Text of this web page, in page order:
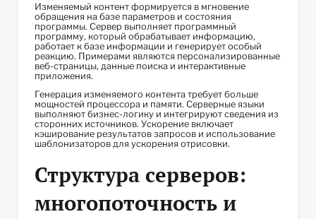
Изменяемый контент формируется в мгновение
обращения на базе параметров и состояния
программы. Сервер выполняет программный
программу, который обрабатывает информацию,
работает к базе информации и генерирует особый
реакцию. Примерами являются персонализированные
веб-страницы, данные поиска и интерактивные
приложения.
Генерация изменяемого контента требует больше
мощностей процессора и памяти. Серверные языки
выполняют бизнес-логику и интегрируют сведения из
сторонних источников. Ускорение включает
кэширование результатов запросов и использование
шаблонизаторов для ускорения отрисовки.
Структура серверов:
многопоточность и